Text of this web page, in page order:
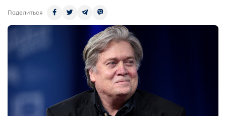
Поделиться